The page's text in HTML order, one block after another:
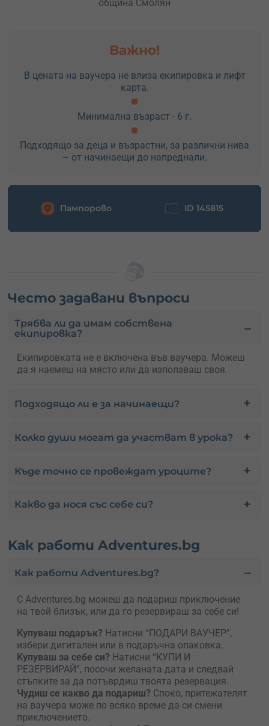
община Смолян
Важно!
В цената на ваучера не влиза екипировка и лифт
карта.
Минимална възраст - 6 г.
Подходящо за деца и възрастни, за различни нива
– от начинаещи до напреднали.
Пампорово ID 145815
Често задавани въпроси
Трябва ли да имам собствена
екипировка?
Екипировката не е включена във ваучера. Можеш
да я наемеш на място или да използваш своя.
Подходящо ли е за начинаещи?
Колко души могат да участват в урока?
Къде точно се провеждат уроците?
Какво да нося със себе си?
Kак работи Adventures.bg
Как работи Adventures.bg?
С Adventures.bg можеш да подариш приключение
на твой близък, или да го резервираш за себе си!
Купуваш подарък? Натисни “ПОДАРИ ВАУЧЕР”,
избери дигитален или в подаръчна опаковка.
Kупуваш за себе си? Натисни “КУПИ И
РЕЗЕРВИРАЙ”, посочи желаната дата и следвай
стъпките за да потъврдиш твоята резервация.
Чудиш се какво да подариш? Споко, притежателят
на ваучера може по всяко време да си смени
приключението.